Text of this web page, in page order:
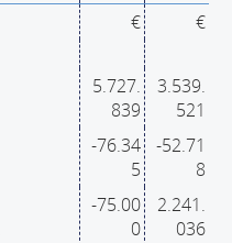
€
€
5.727.
839
3.539.
521
-76.34
5
-52.71
8
-75.00
0
2.241.
036